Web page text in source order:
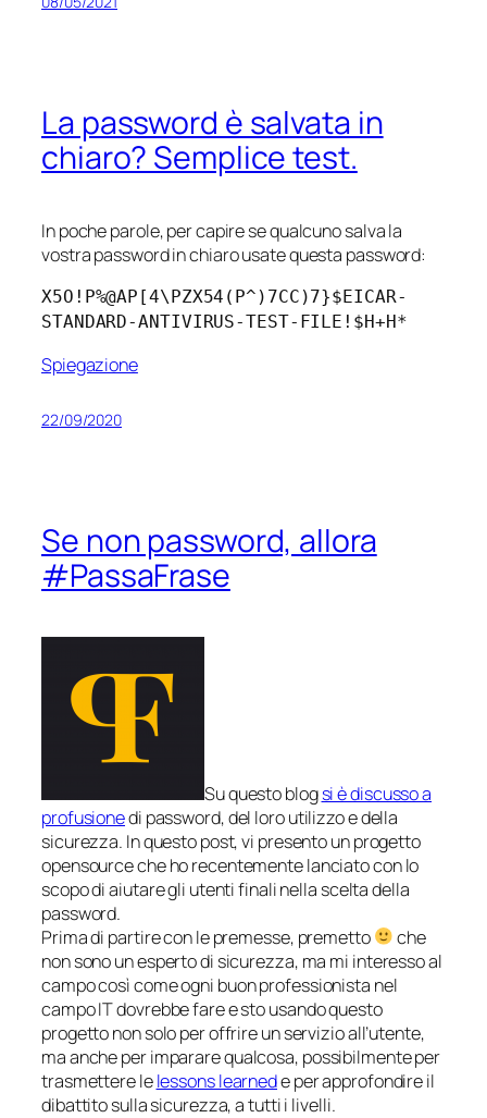
La password è salvata in
chiaro? Semplice test.
In poche parole, per capire se qualcuno salva la
vostra password in chiaro usate questa password:
X5O!P%@AP[4\PZX54(P^)7CC)7}$EICAR-
STANDARD-ANTIVIRUS-TEST-FILE!$H+H*
Spiegazione
22/09/2020
Se non password, allora
#PassaFrase
Su questo blogsi è discusso a
profusionedi password, del loro utilizzo e della
sicurezza. In questo post, vi presento un progetto
opensource che ho recentemente lanciato con lo
scopo di aiutare gli utenti finali nella scelta della
password.
Prima di partire con le premesse, premetto
che
non sono un esperto di sicurezza, ma mi interesso al
campo così come ogni buon professionista nel
campo IT dovrebbe fare e sto usando questo
progetto non solo per offrire un servizio all’utente,
ma anche perimparare qualcosa, possibilmente per
trasmettere lelessons learnede per approfondire il
dibattito sulla sicurezza, a tutti i livelli.